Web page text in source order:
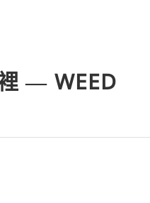
— WEED